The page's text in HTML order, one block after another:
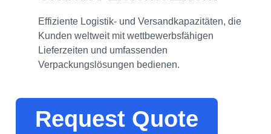
Effiziente Logistik- und Versandkapazitäten, die
Kunden weltweit mit wettbewerbsfähigen
Lieferzeiten und umfassenden
Verpackungslösungen bedienen.
Request Quote